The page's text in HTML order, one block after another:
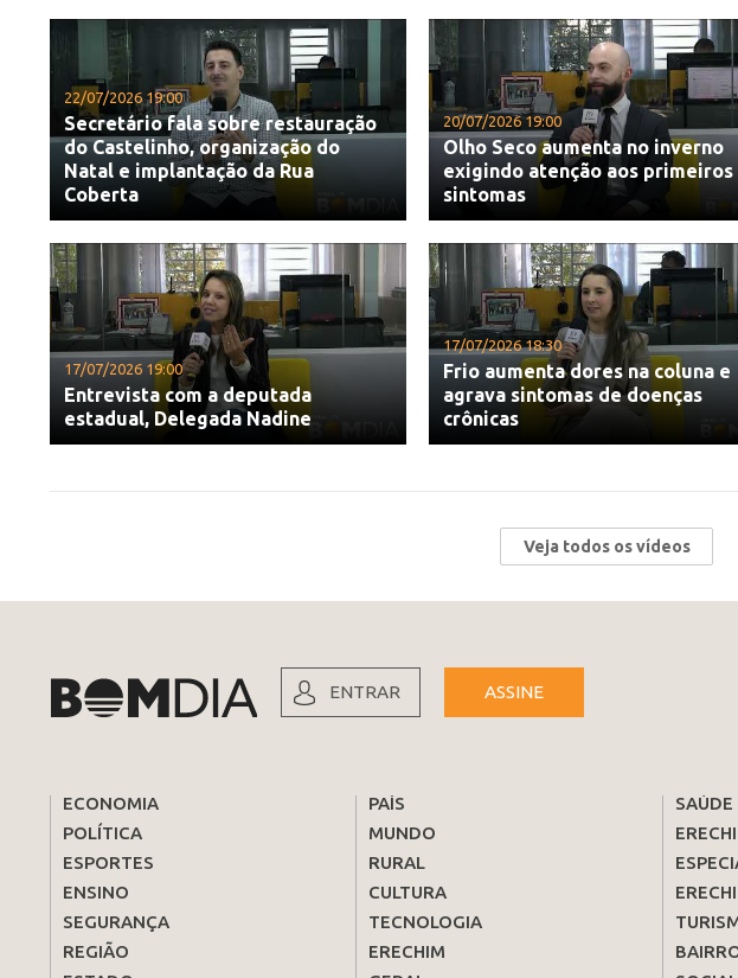
22/07/2026 19:00
Secretário fala sobre restauração
do Castelinho, organização do
Natal e implantação da Rua
Coberta
20/07/2026 19:00
Olho Seco aumenta no inverno
exigindo atenção aos primeiros
sintomas
17/07/2026 19:00
Entrevista com a deputada
estadual, Delegada Nadine
17/07/2026 18:30
Frio aumenta dores na coluna e
agrava sintomas de doenças
crônicas
Veja todos os vídeos
ENTRAR ASSINE
ECONOMIA
POLÍTICA
ESPORTES
ENSINO
SEGURANÇA
REGIÃO
PAÍS
MUNDO
RURAL
CULTURA
TECNOLOGIA
ERECHIM
SAÚDE